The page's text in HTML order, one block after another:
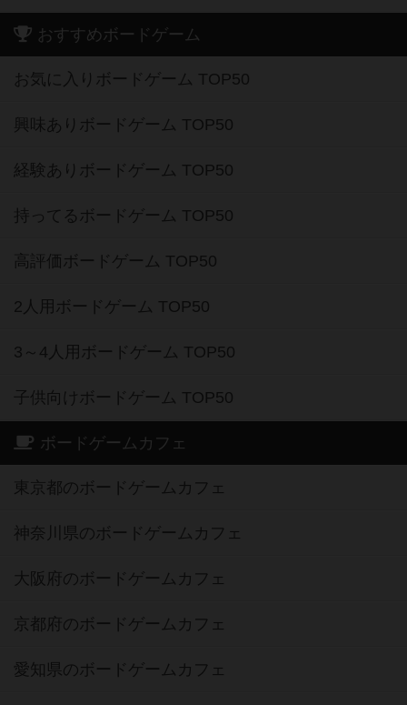
おすすめボードゲーム
お気に入りボードゲーム TOP50
興味ありボードゲーム TOP50
経験ありボードゲーム TOP50
持ってるボードゲーム TOP50
高評価ボードゲーム TOP50
2人用ボードゲーム TOP50
3～4人用ボードゲーム TOP50
子供向けボードゲーム TOP50
ボードゲームカフェ
東京都のボードゲームカフェ
神奈川県のボードゲームカフェ
大阪府のボードゲームカフェ
京都府のボードゲームカフェ
愛知県のボードゲームカフェ